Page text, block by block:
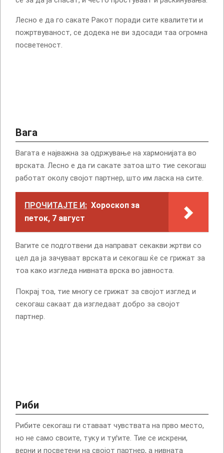
Лесно е да го сакате Ракот поради сите квалитети и
пожртвуваност, се додека не ви здосади таа огромна
посветеност.
Вага
Вагата е најважна за одржување на хармонијата во
врската. Лесно е да ги сакате затоа што тие секогаш
работат околу својот партнер, што им ласка на сите.
ПРОЧИТАЈТЕ И: Хороскоп за
петок, 7 август
Вагите се подготвени да направат секакви жртви со
цел да ја зачуваат врската и секогаш ќе се грижат за
тоа како изгледа нивната врска во јавноста.
Покрај тоа, тие многу се грижат за својот изглед и
секогаш сакаат да изгледаат добро за својот
партнер.
Риби
Рибите секогаш ги ставаат чувствата на прво место,
но не само своите, туку и туѓите. Тие се искрени,
верни и посветени на својот партнер, а нивната